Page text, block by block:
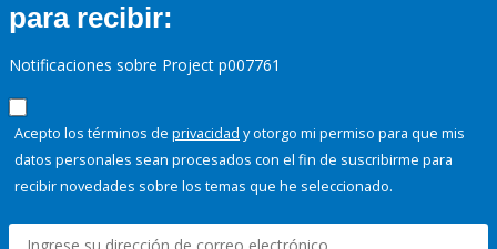
para recibir:
Notificaciones sobre Project p007761
Acepto los términos de privacidad y otorgo mi permiso para que mis
datos personales sean procesados con el fin de suscribirme para
recibir novedades sobre los temas que he seleccionado.